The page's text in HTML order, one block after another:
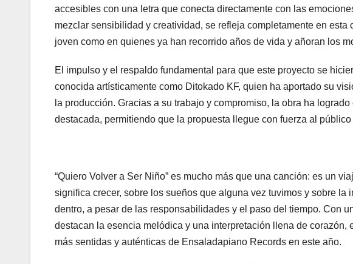
accesibles con una letra que conecta directamente con las
mezclar sensibilidad y creatividad, se refleja completamente en
joven como en quienes ya han recorrido años de vida y añoran los
El impulso y el respaldo fundamental para que este proyecto se
conocida artísticamente como Ditokado KF, quien ha aportado su
la producción. Gracias a su trabajo y compromiso, la obra ha
destacada, permitiendo que la propuesta llegue con fuerza al
“Quiero Volver a Ser Niño” es mucho más que una canción: es un
significa crecer, sobre los sueños que alguna vez tuvimos y sobre
dentro, a pesar de las responsabilidades y el paso del tiempo. Con
destacan la esencia melódica y una interpretación llena de
más sentidas y auténticas de Ensaladapiano Records en este año.